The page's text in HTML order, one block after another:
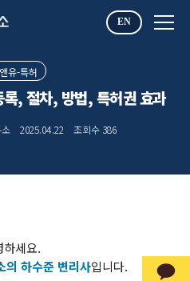
EN
유-특허
, 절차, 방법, 특허권 효과
2025.04.22 조회수 386
하세요.
의 하수준 변리사입니다.